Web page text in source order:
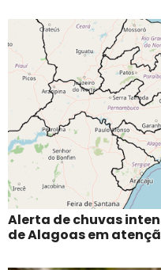
Alerta de chuvas
de Alagoas em